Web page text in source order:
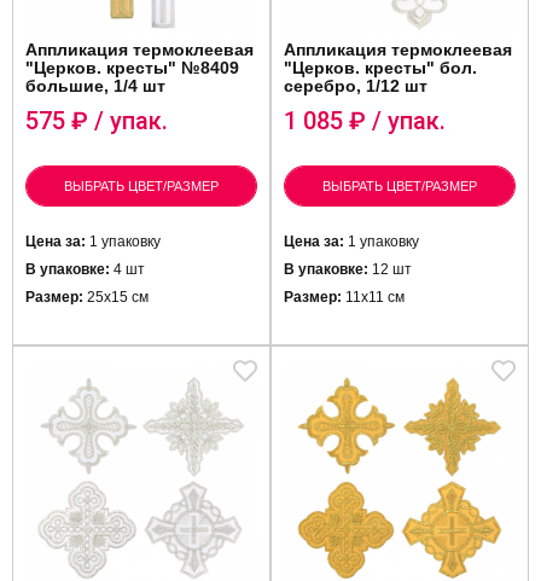
Аппликация термоклеевая
"Церков. кресты" №8409
большие, 1/4 шт
575 ₽ / упак.
ВЫБРАТЬ ЦВЕТ/РАЗМЕР
Цена за: 1 упаковку
В упаковке: 4 шт
Размер: 25х15 см
Аппликация термоклеевая
"Церков. кресты" бол.
серебро, 1/12 шт
1 085 ₽ / упак.
ВЫБРАТЬ ЦВЕТ/РАЗМЕР
Цена за: 1 упаковку
В упаковке: 12 шт
Размер: 11х11 см